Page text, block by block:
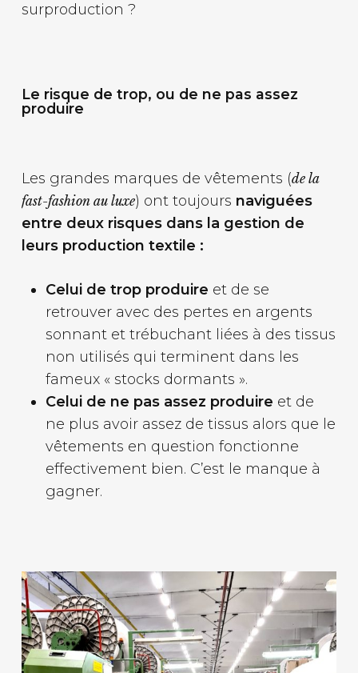
surproduction ?
Le risque de trop, ou de ne pas assez
produire
Les grandes marques de vêtements (de la
fast-fashion au luxe) ont toujours naviguées
entre deux risques dans la gestion de
leurs production textile :
Celui de trop produire et de se
retrouver avec des pertes en argents
sonnant et trébuchant liées à des tissus
non utilisés qui terminent dans les
fameux « stocks dormants ».
Celui de ne pas assez produire et de
ne plus avoir assez de tissus alors que le
vêtements en question fonctionne
effectivement bien. C’est le manque à
gagner.